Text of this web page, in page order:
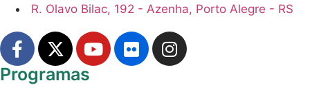
R. Olavo Bilac, 192 - Azenha, Porto Alegre - RS
Programas